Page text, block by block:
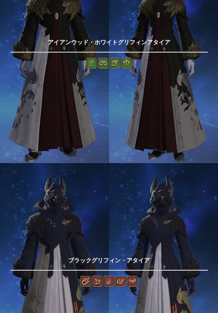
アイアンウッド・ホワイトグリフィンアタイア
ブラックグリフィン・アタイア